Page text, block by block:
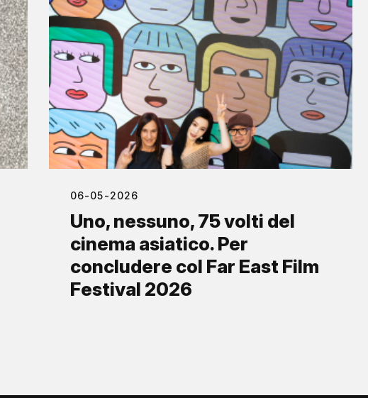
06-05-2026
Uno, nessuno, 75 volti del
cinema asiatico. Per
concludere col Far East Film
Festival 2026